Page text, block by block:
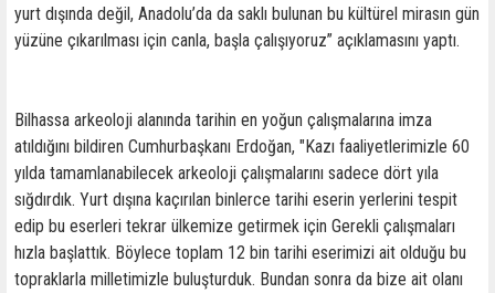
yurt dışında değil, Anadolu’da da saklı bulunan bu kültürel mirasın gün
yüzüne çıkarılması için canla, başla çalışıyoruz” açıklamasını yaptı.
Bilhassa arkeoloji alanında tarihin en yoğun çalışmalarına imza
atıldığını bildiren Cumhurbaşkanı Erdoğan, "Kazı faaliyetlerimizle 60
yılda tamamlanabilecek arkeoloji çalışmalarını sadece dört yıla
sığdırdık. Yurt dışına kaçırılan binlerce tarihi eserin yerlerini tespit
edip bu eserleri tekrar ülkemize getirmek için Gerekli çalışmaları
hızla başlattık. Böylece toplam 12 bin tarihi eserimizi ait olduğu bu
topraklarla milletimizle buluşturduk. Bundan sonra da bize ait olanı